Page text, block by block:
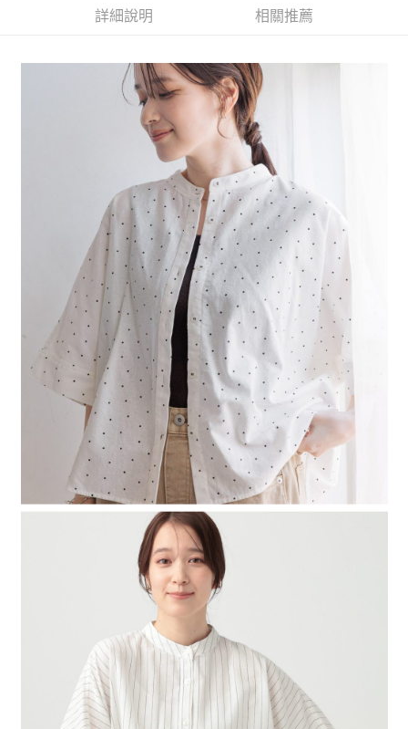
3.實際核准額度、可分期數及費用金額請依後續交易確認頁面所載為準。
4.訂單成立30分鐘內，如未前往確認交易或遇審核未通過，訂單將自動取
1.分期款項不併入電信帳單，「大哥付你分期」於每月結算日後寄送繳費提
2.透過簡訊連結打開帳單後，可選擇「超商條碼／台灣大直營門市／銀行轉
帳／街口支付／iPASS MONEY」等通路繳費。
1.本服務係由「台灣大哥大股份有限公司」（以下簡稱本公司）所提供，讓
用戶於交易時，得透過本服務購買商品或服務，並由商店將買賣／分期付款
買賣價金債權讓與本公司後，依約使用本公司帳單繳交帳款。
2.基於同意付款使用「大哥付你分期」之契約關係目的，商店將以您的個人
資料（包含姓名、電話或地址）提供予台灣大哥大進項蒐集、處理及利用，
由本公司與您本人進行分期帳單所需資料之確認、核對及更正。
3.完整用戶服務條款，請詳閱以下連結： https://oppay.tw/userRule
３．安心：先確認商品／服務後，再付款。
【「AFTEE先享後付」結帳流程】
１．於結帳方式選擇「AFTEE先享後付」後，將跳轉至「AFTEE先享後付」
結帳頁面，進行簡訊認證並確認金額後，即可完成結帳。
２．訂單成立數日內，您將收到繳費通知簡訊。
３．收到繳費通知簡訊後14天內，點擊此簡訊中的連結，可透過四大超商／
ATM／網路銀行／等多元方式進行付款，方視為交易完成。
※ 請注意：結帳手續完成當下不需立刻繳費，但若您需要取消訂單，請聯絡
購買商品的店家。未經商家同意取消之訂單仍視為有效，需透過AFTEE先享
後付繳納相關費用。
※ 交易是否成功請以「AFTEE先享後付 」之結帳頁面顯示為準，若有關於
是否繳費成功／繳費後需取消欲退款等相關疑問，請聯繫「AFTEE先享後付
客戶支援中心」
https://netprotections.freshdesk.com/support/home
【注意事項】
１．透過由恩沛科技股份有限公司提供之「AFTEE先享後付」服務完成之交
易，需依本服務之必要範圍內提供個人資料，並將交易相關給付款項請求債
權轉讓予恩沛科技股份有限公司。
２．關於個人資料處理事宜，請瀏覽以下網址： https://aftee.tw/terms/#terms3
３．未成年的使用者請事先徵得法定代理人或監護人之同意方可使用
「AFTEE先享後付」，若未經同意申辦者引起之損失，本公司不負相關責
４．使用「AFTEE先享後付」時，將依據個別帳號之用戶狀況，依本公司即
時審查核予不同之上限額度；若仍有額度不足之情形，本公司將視審查結果
請求用戶進行身份認證。
５．嚴禁一人註冊多個帳號或使用他人資訊註冊。若發現惡意使用之情形，
恩沛科技股份有限公司將有權停止該用戶之使用額度並採取法律行動。
每筆NT$80，滿NT$888(含以上)免運費
每筆NT$80，滿NT$888(含以上)免運費
每筆NT$80，滿NT$1,500(含以上)免運費
付款後 7-11取貨
每筆NT$80，滿NT$1,500(含以上)免運費
每筆NT$80，滿NT$1,500(含以上)免運費
詳細說明 相關推薦